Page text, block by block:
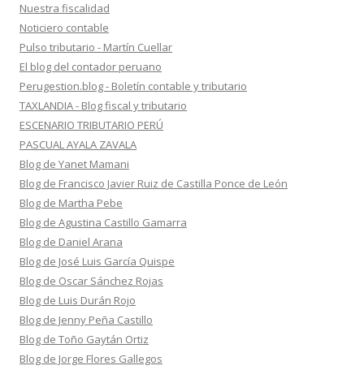
Nuestra fiscalidad
Noticiero contable
Pulso tributario - Martín Cuellar
El blog del contador peruano
Perugestion.blog - Boletín contable y tributario
TAXLANDIA - Blog fiscal y tributario
ESCENARIO TRIBUTARIO PERÚ
PASCUAL AYALA ZAVALA
Blog de Yanet Mamani
Blog de Francisco Javier Ruiz de Castilla Ponce de León
Blog de Martha Pebe
Blog de Agustina Castillo Gamarra
Blog de Daniel Arana
Blog de José Luis García Quispe
Blog de Oscar Sánchez Rojas
Blog de Luis Durán Rojo
Blog de Jenny Peña Castillo
Blog de Toño Gaytán Ortiz
Blog de Jorge Flores Gallegos